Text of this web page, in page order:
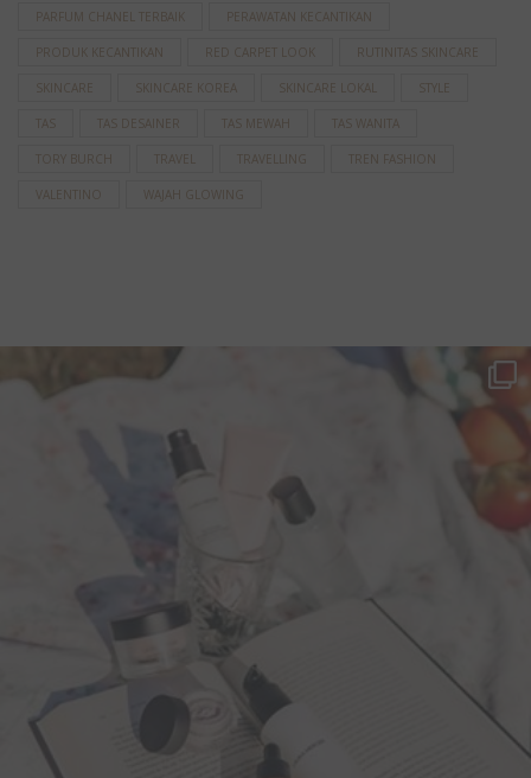
PARFUM CHANEL TERBAIK PERAWATAN KECANTIKAN
PRODUK KECANTIKAN RED CARPET LOOK RUTINITAS SKINCARE
SKINCARE SKINCARE KOREA SKINCARE LOKAL STYLE
TAS TAS DESAINER TAS MEWAH TAS WANITA
TORY BURCH TRAVEL TRAVELLING TREN FASHION
VALENTINO WAJAH GLOWING